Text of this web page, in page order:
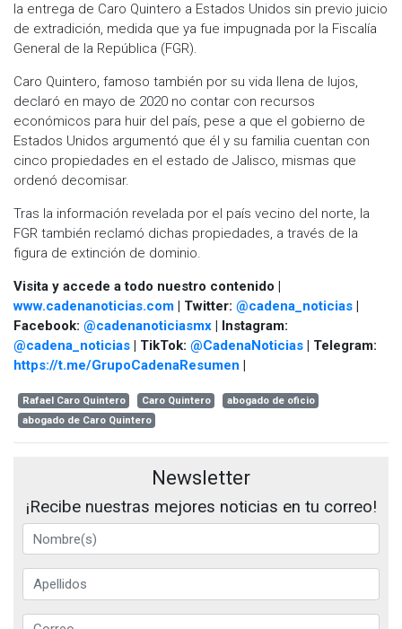
la entrega de Caro Quintero a Estados Unidos sin previo juicio
de extradición, medida que ya fue impugnada por la Fiscalía
General de la República (FGR).
Caro Quintero, famoso también por su vida llena de lujos,
declaró en mayo de 2020 no contar con recursos
económicos para huir del país, pese a que el gobierno de
Estados Unidos argumentó que él y su familia cuentan con
cinco propiedades en el estado de Jalisco, mismas que
ordenó decomisar.
Tras la información revelada por el país vecino del norte, la
FGR también reclamó dichas propiedades, a través de la
figura de extinción de dominio.
Visita y accede a todo nuestro contenido |
www.cadenanoticias.com | Twitter: @cadena_noticias |
Facebook: @cadenanoticiasmx | Instagram:
@cadena_noticias | TikTok: @CadenaNoticias | Telegram:
https://t.me/GrupoCadenaResumen |
Rafael Caro Quintero Caro Quintero
abogado de oficio
abogado de Caro Quintero
Newsletter
¡Recibe nuestras mejores noticias en tu correo!